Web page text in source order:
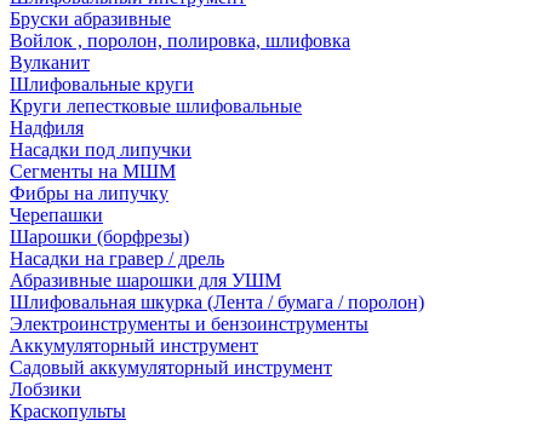
Бруски абразивные
Войлок , поролон, полировка, шлифовка
Вулканит
Шлифовальные круги
Круги лепестковые шлифовальные
Надфиля
Насадки под липучки
Сегменты на МШМ
Фибры на липучку
Черепашки
Шарошки (борфрезы)
Насадки на гравер / дрель
Абразивные шарошки для УШМ
Шлифовальная шкурка (Лента / бумага / поролон)
Электроинструменты и бензоинструменты
Аккумуляторный инструмент
Садовый аккумуляторный инструмент
Лобзики
Краскопульты